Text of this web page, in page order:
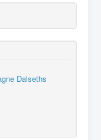
Dalseths